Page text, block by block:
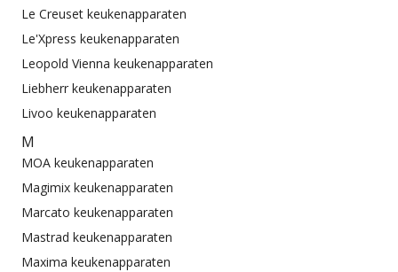
Le Creuset keukenapparaten
Le'Xpress keukenapparaten
Leopold Vienna keukenapparaten
Liebherr keukenapparaten
Livoo keukenapparaten
M
MOA keukenapparaten
Magimix keukenapparaten
Marcato keukenapparaten
Mastrad keukenapparaten
Maxima keukenapparaten